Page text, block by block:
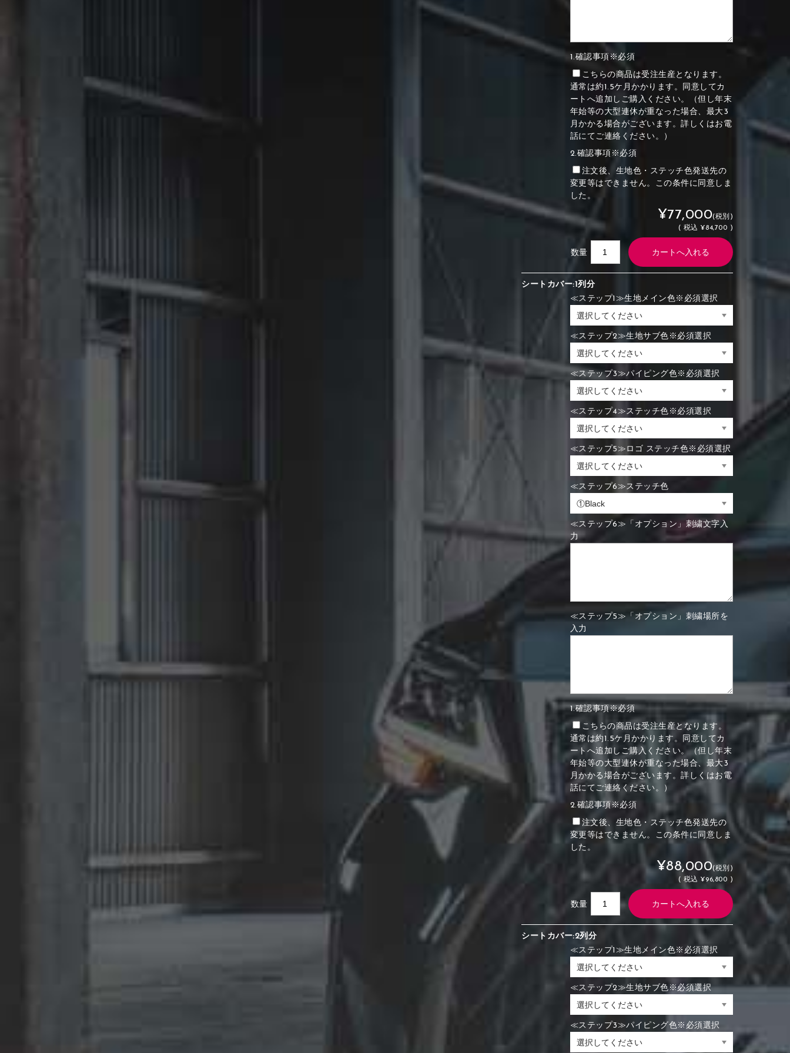
1.確認事項※必須
こちらの商品は受注生産となります。
通常は約1.5ケ月かかります。同意してカ
ートへ追加しご購入ください。（但し年末
年始等の大型連休が重なった場合、最大3
月かかる場合がございます。詳しくはお電
話にてご連絡ください。）
2.確認事項※必須
注文後、生地色・ステッチ色発送先の
変更等はできません。この条件に同意しま
した。
¥77,000(税別)
( 税込 ¥84,700 )
数量
シートカバー:1列分
≪ステップ1≫生地メイン色※必須選択
≪ステップ2≫生地サブ色※必須選択
≪ステップ3≫パイピング色※必須選択
≪ステップ4≫ステッチ色※必須選択
≪ステップ5≫ロゴ ステッチ色※必須選択
≪ステップ6≫ステッチ色
≪ステップ6≫「オプション」刺繍文字入
力
≪ステップ5≫「オプション」刺繍場所を
入力
1.確認事項※必須
こちらの商品は受注生産となります。
通常は約1.5ケ月かかります。同意してカ
ートへ追加しご購入ください。（但し年末
年始等の大型連休が重なった場合、最大3
月かかる場合がございます。詳しくはお電
話にてご連絡ください。）
2.確認事項※必須
注文後、生地色・ステッチ色発送先の
変更等はできません。この条件に同意しま
した。
¥88,000(税別)
( 税込 ¥96,800 )
数量
シートカバー:2列分
≪ステップ1≫生地メイン色※必須選択
≪ステップ2≫生地サブ色※必須選択
≪ステップ3≫パイピング色※必須選択